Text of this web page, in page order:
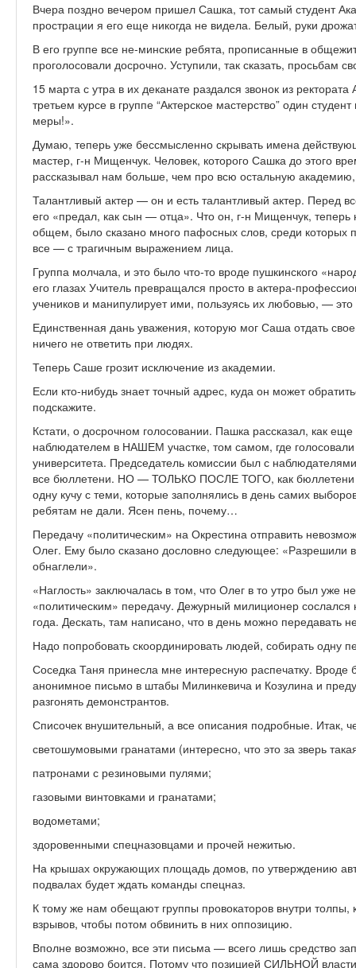
Вчера поздно вечером пришел Сашка, тот самый студент
прострации я его еще никогда не видела. Белый, руки
В его группе все не-минские ребята, прописанные в
проголосовали досрочно. Уступили, так сказать, просьбам
15 марта с утра в их деканате раздался звонок из
третьем курсе в группе “Актерское мастерство” один
меры!».
Думаю, теперь уже бессмысленно скрывать имена
мастер, г-н Мищенчук. Человек, которого Сашка до этого
рассказывал нам больше, чем про всю остальную
Талантливый актер — он и есть талантливый актер. Перед
его «предал, как сын — отца». Что он, г-н Мищенчук,
общем, было сказано много пафосных слов, среди которых
все — с трагичным выражением лица.
Группа молчала, и это было что-то вроде пушкинского
его глазах Учитель превращался просто в актера-
учеников и манипулирует ими, пользуясь их любовью, —
Единственная дань уважения, которую мог Саша отдать
ничего не ответить при людях.
Теперь Саше грозит исключение из академии.
Если кто-нибудь знает точный адрес, куда он может
подскажите.
Кстати, о досрочном голосовании. Пашка рассказал, как
наблюдателем в НАШЕМ участке, том самом, где
университета. Председатель комиссии был с
все бюллетени. НО — ТОЛЬКО ПОСЛЕ ТОГО, как бюллетени
одну кучу с теми, которые заполнялись в день самих
ребятам не дали. Ясен пень, почему…
Передачу «политическим» на Окрестина отправить
Олег. Ему было сказано дословно следующее: «Разрешили
обнаглели».
«Наглость» заключалась в том, что Олег в то утро был уже
«политическим» передачу. Дежурный милиционер
года. Дескать, там написано, что в день можно передавать
Надо попробовать скоординировать людей, собирать одну
Соседка Таня принесла мне интересную распечатку.
анонимное письмо в штабы Милинкевича и Козулина и
разгонять демонстрантов.
Списочек внушительный, а все описания подробные. Итак,
светошумовыми гранатами (интересно, что это за зверь
патронами с резиновыми пулями;
газовыми винтовками и гранатами;
водометами;
здоровенными спецназовцами и прочей нежитью.
На крышах окружающих площадь домов, по утверждению
подвалах будет ждать команды спецназ.
К тому же нам обещают группы провокаторов внутри толпы,
взрывов, чтобы потом обвинить в них оппозицию.
Вполне возможно, все эти письма — всего лишь средство
сама здорово боится. Потому что позицией СИЛЬНОЙ